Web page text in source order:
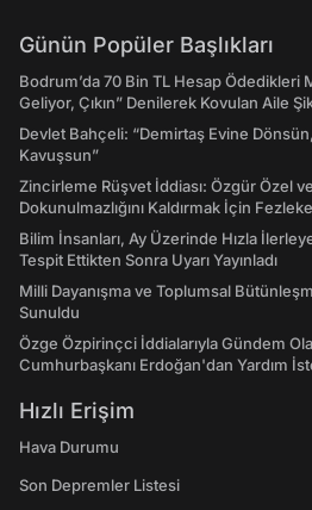
Günün Popüler Başlıkları
Bodrum’da 70 Bin TL Hesap Ödedikleri
Geliyor, Çıkın” Denilerek Kovulan Aile
Devlet Bahçeli: “Demirtaş Evine
Kavuşsun”
Zincirleme Rüşvet İddiası: Özgür Özel
Dokunulmazlığını Kaldırmak İçin
Bilim İnsanları, Ay Üzerinde Hızla
Tespit Ettikten Sonra Uyarı Yayınladı
Milli Dayanışma ve Toplumsal
Sunuldu
Özge Özpirinçci İddialarıyla Gündem
Cumhurbaşkanı Erdoğan'dan Yardım
Hızlı Erişim
Hava Durumu
Son Depremler Listesi